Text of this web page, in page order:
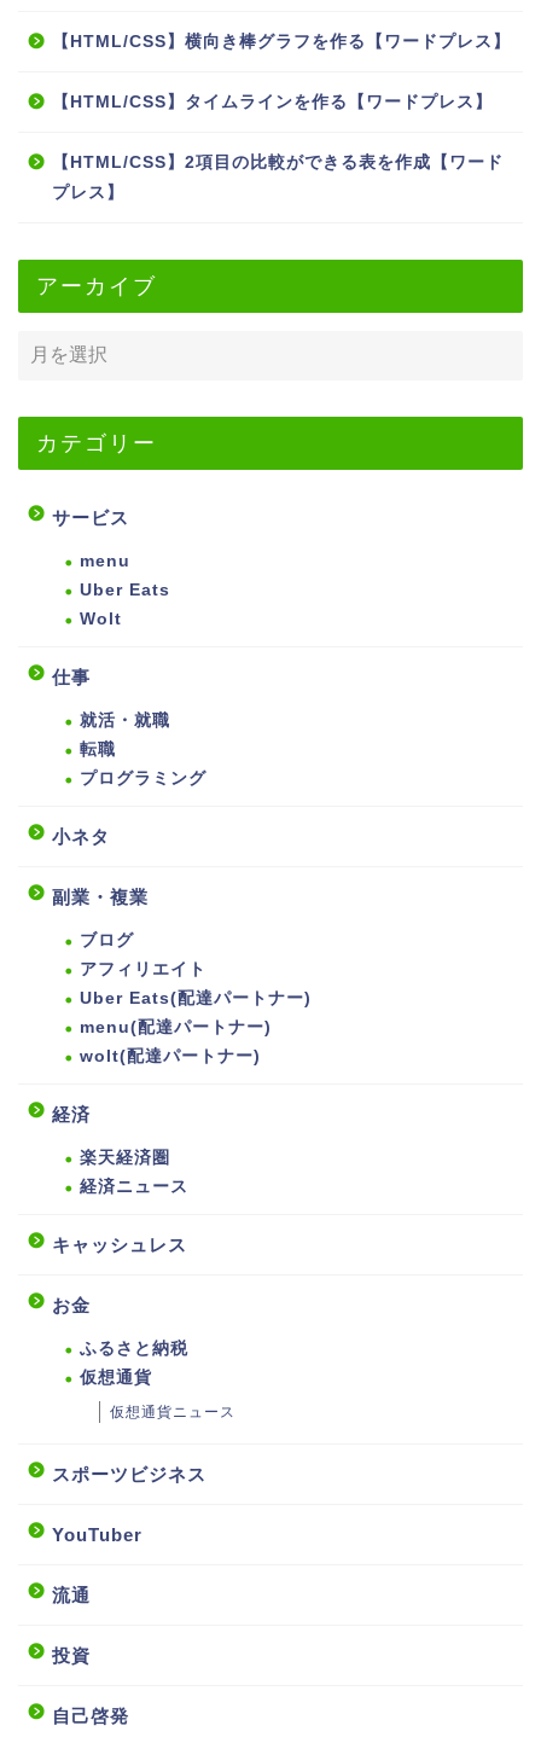
【HTML/CSS】横向き棒グラフを作る【ワードプレス】
【HTML/CSS】タイムラインを作る【ワードプレス】
【HTML/CSS】2項目の比較ができる表を作成【ワード
プレス】
アーカイブ
カテゴリー
サービス
menu
Uber Eats
Wolt
仕事
就活・就職
転職
プログラミング
小ネタ
副業・複業
ブログ
アフィリエイト
Uber Eats(配達パートナー)
menu(配達パートナー)
wolt(配達パートナー)
経済
楽天経済圏
経済ニュース
キャッシュレス
お金
ふるさと納税
仮想通貨
仮想通貨ニュース
スポーツビジネス
YouTuber
流通
投資
自己啓発